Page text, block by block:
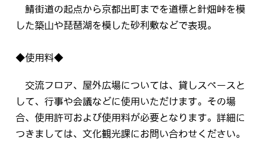
鯖街道の起点から京都出町までを道標と針畑峠を模
した築山や琵琶湖を模した砂利敷などで表現。
◆使用料◆
交流フロア、屋外広場については、貸しスペースと
して、行事や会議などに使用いただけます。その場
合、使用許可および使用料が必要となります。詳細に
つきましては、文化観光課にお問い合わせください。